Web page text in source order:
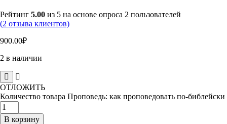
Рейтинг 5.00 из 5 на основе опроса 2 пользователей
(2 отзыва клиентов)
900.00₽
2 в наличии
ОТЛОЖИТЬ
Количество товара Проповедь: как проповедовать по-библейски
В корзину